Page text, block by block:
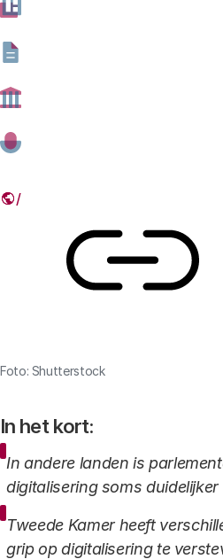
verzoek van de tijdelijke
die de Tweede Kamer vorig
sturing te geven aan de
gevolgen van digitalisering.
28 MEI 2020
Foto: Shutterstock
In het kort:
In andere landen is
digitalisering soms
Tweede Kamer heeft
grip op digitalisering te